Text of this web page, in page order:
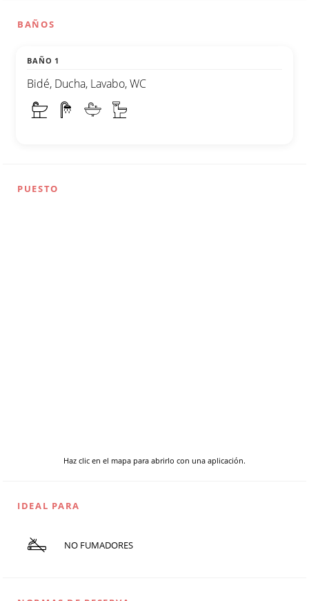
BAÑOS
BAÑO 1
Bidé, Ducha, Lavabo, WC
PUESTO
Haz clic en el mapa para abrirlo con una aplicación.
IDEAL PARA
NO FUMADORES